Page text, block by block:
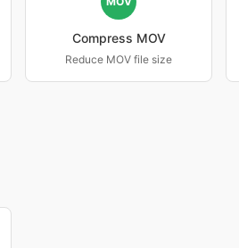
Compress MOV
Reduce MOV file size